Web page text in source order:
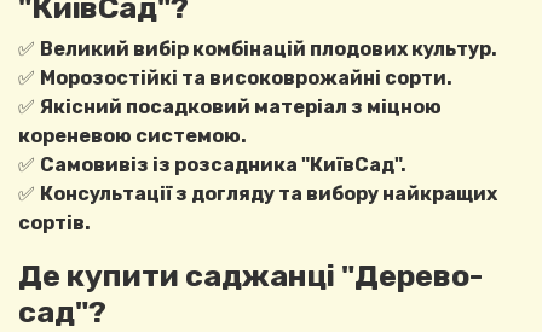
"КиївСад"?
✅ Великий вибір комбінацій плодових культур.
✅ Морозостійкі та високоврожайні сорти.
✅ Якісний посадковий матеріал з міцною
кореневою системою.
✅ Самовивіз із розсадника "КиївСад".
✅ Консультації з догляду та вибору найкращих
сортів.
Де купити саджанці "Дерево-
сад"?